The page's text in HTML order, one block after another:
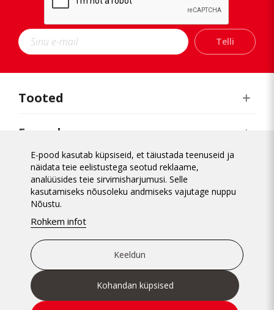
Kärdla Narva
Rapla Tabasalu
Telli
E-pood kasutab küpsiseid, et täiustada teenuseid ja
näidata teie eelistustega seotud reklaame,
analüüsides teie sirvimisharjumusi. Selle
kasutamiseks nõusoleku andmiseks vajutage nuppu
Nõustu.
Rohkem infot
Keeldun
Kohandan küpsised
Tooted
E-pood
Realiseerimiskeskus
Üldinfo